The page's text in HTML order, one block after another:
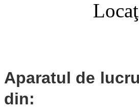
Aparatul de
din: